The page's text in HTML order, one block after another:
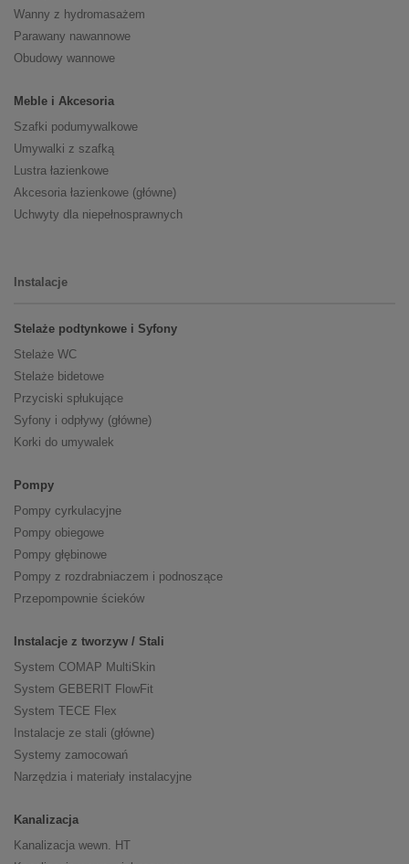
Wanny z hydromasażem
Parawany nawannowe
Obudowy wannowe
Meble i Akcesoria
Szafki podumywalkowe
Umywalki z szafką
Lustra łazienkowe
Akcesoria łazienkowe (główne)
Uchwyty dla niepełnosprawnych
Instalacje
Stelaże podtynkowe i Syfony
Stelaże WC
Stelaże bidetowe
Przyciski spłukujące
Syfony i odpływy (główne)
Korki do umywalek
Pompy
Pompy cyrkulacyjne
Pompy obiegowe
Pompy głębinowe
Pompy z rozdrabniaczem i podnoszące
Przepompownie ścieków
Instalacje z tworzyw / Stali
System COMAP MultiSkin
System GEBERIT FlowFit
System TECE Flex
Instalacje ze stali (główne)
Systemy zamocowań
Narzędzia i materiały instalacyjne
Kanalizacja
Kanalizacja wewn. HT